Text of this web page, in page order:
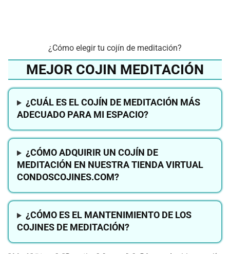
¿Cómo elegir tu cojín de meditación?
MEJOR COJIN MEDITACIÓN
¿CUÁL ES EL COJÍN DE MEDITACIÓN MÁS
ADECUADO PARA MI ESPACIO?
¿CÓMO ADQUIRIR UN COJÍN DE
MEDITACIÓN EN NUESTRA TIENDA VIRTUAL
CONDOSCOJINES.COM?
¿CÓMO ES EL MANTENIMIENTO DE LOS
COJINES DE MEDITACIÓN?